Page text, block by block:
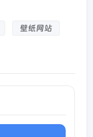
壁纸网站